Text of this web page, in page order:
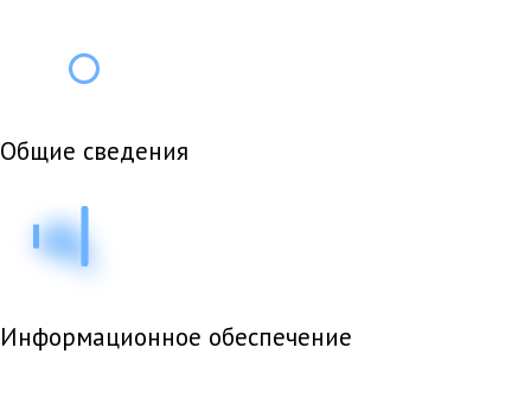
Общие сведения
Информационное обеспечение